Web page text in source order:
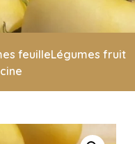
feuilleLégumes fruit